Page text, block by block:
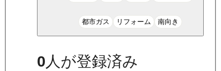
都市ガス リフォーム 南向き
0人が登録済み